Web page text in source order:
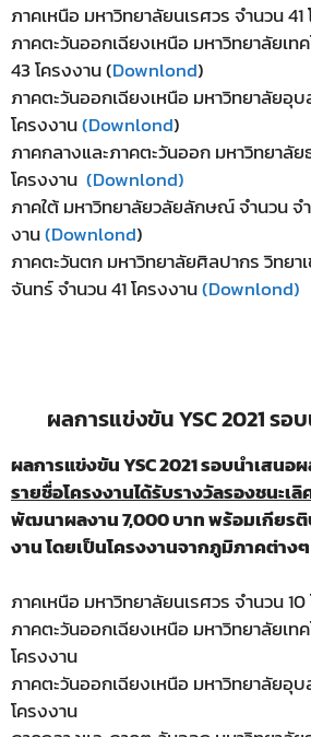
ภาคเหนือ มหาวิทยาลัยนเรศวร จำนวน 41
ภาคตะวันออกเฉียงเหนือ มหาวิทยาลัยเท
43 โครงงาน (Downlond)
ภาคตะวันออกเฉียงเหนือ มหาวิทยาลัยอุบ
โครงงาน(Downlond)
ภาคกลางและภาคตะวันออก มหาวิทยาลั
โครงงาน (Downlond)
ภาคใต้ มหาวิทยาลัยวลัยลักษณ์ จำนวน จ
งาน(Downlond)
ภาคตะวันตก มหาวิทยาลัยศิลปากร วิทยา
จันทร์ จำนวน 41 โครงงาน(Downlond)
ผลการแข่งขัน YSC 2021 รอ
ผลการแข่งขัน YSC 2021 รอบนำเสนอผ
รายชื่อโครงงานได้รับรางวัลรองชนะเ
พัฒนาผลงาน 7,000บาท พร้อมเกียร
งานโดยเป็นโครงงานจากภูมิภาคต่าง
ภาคเหนือ มหาวิทยาลัยนเรศวร จำนวน 10
ภาคตะวันออกเฉียงเหนือ มหาวิทยาลัยเทค
โครงงาน
ภาคตะวันออกเฉียงเหนือ มหาวิทยาลัยอุบ
โครงงาน